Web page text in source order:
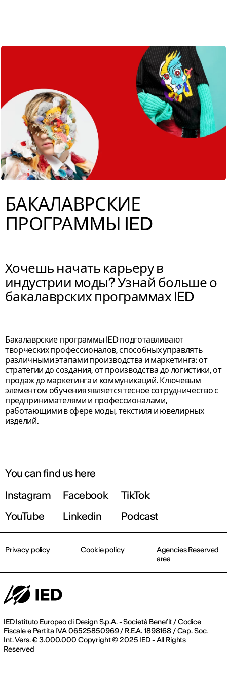
БАКАЛАВРСКИЕ
ПРОГРАММЫ IED
Хочешь начать карьеру в
индустрии моды? Узнай больше о
бакалаврских программах IED
Бакалаврские программы IED подготавливают
творческих профессионалов, способных управлять
различными этапами производства и маркетинга: от
стратегии до создания, от производства до логистики, от
продаж до маркетинга и коммуникаций. Ключевым
элементом обучения является тесное сотрудничество с
предпринимателями и профессионалами,
работающими в сфере моды, текстиля и ювелирных
изделий.
You can find us here
Instagram
Facebook
TikTok
YouTube
Linkedin Podcast
IED Istituto Europeo di Design S.p.A. - Società Benefit / Codice
Fiscale e Partita IVA 06525850969 / R.E.A. 1898168 / Cap. Soc.
Int. Vers. € 3.000.000 Copyright © 2025 IED - All Rights
Reserved
Privacy policy Cookie policy
Agencies Reserved
area